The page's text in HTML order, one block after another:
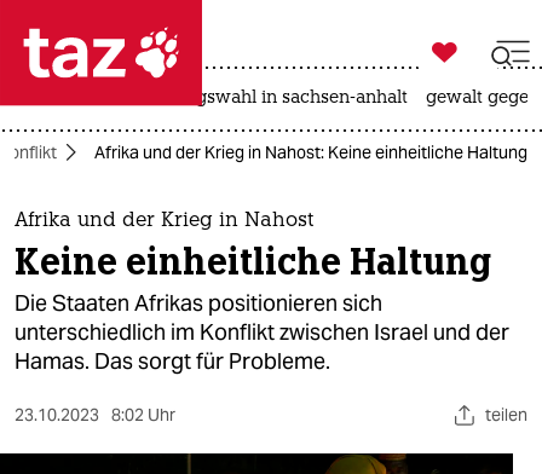
 taz zahl ich
taz zahl ich
themen
politik
öko

taz zahl ich
landtagswahl in sachsen-anhalt gewalt
Afrika und der Krieg in Nahost: Keine einheitliche Haltung
Afrika und der Krieg in Nahost
Keine einheitliche Haltung
Die Staaten Afrikas positionieren sich
unterschiedlich im Konflikt zwischen Israel und der
Hamas. Das sorgt für Probleme.
23.10.2023 8:02 Uhr teilen